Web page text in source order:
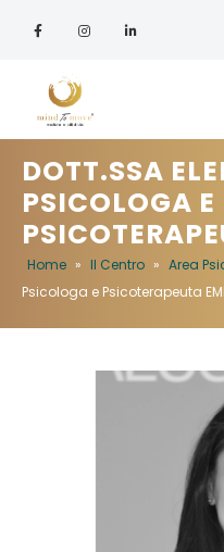
DOTT.SSA
PSICOLOGA E
Home » Il Centro » Area
Psicologa e Psicoterapeuta